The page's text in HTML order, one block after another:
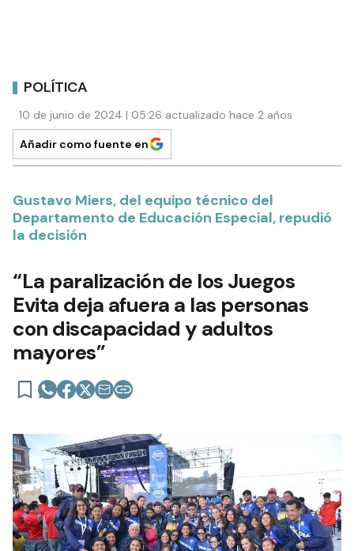
POLÍTICA
10 de junio de 2024 | 05:26 actualizado hace 2 años
Añadir como fuente en
Gustavo Miers, del equipo técnico del
Departamento de Educación Especial, repudió
la decisión
“La paralización de los Juegos
Evita deja afuera a las personas
con discapacidad y adultos
mayores”